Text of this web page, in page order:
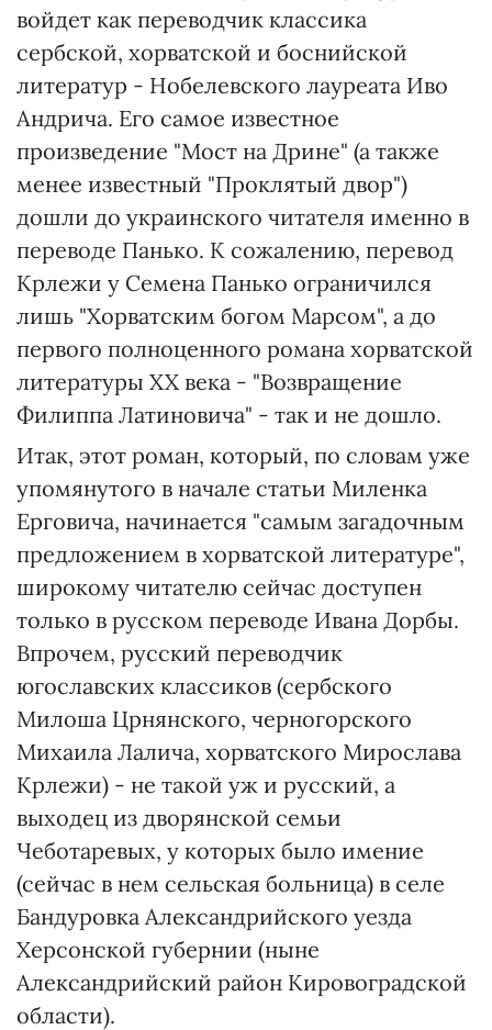
войдет как переводчик классика
сербской, хорватской и боснийской
литератур - Нобелевского лауреата Иво
Андрича. Его самое известное
произведение "Мост на Дрине" (а также
менее известный "Проклятый двор")
дошли до украинского читателя именно в
переводе Панько. К сожалению, перевод
Крлежи у Семена Панько ограничился
лишь "Хорватским богом Марсом", а до
первого полноценного романа хорватской
литературы XX века - "Возвращение
Филиппа Латиновича" - так и не дошло.
Итак, этот роман, который, по словам уже
упомянутого в начале статьи Миленка
Ерговича, начинается "самым загадочным
предложением в хорватской литературе",
широкому читателю сейчас доступен
только в русском переводе Ивана Дорбы.
Впрочем, русский переводчик
югославских классиков (сербского
Милоша Црнянского, черногорского
Михаила Лалича, хорватского Мирослава
Крлежи) - не такой уж и русский, а
выходец из дворянской семьи
Чеботаревых, у которых было имение
(сейчас в нем сельская больница) в селе
Бандуровка Александрийского уезда
Херсонской губернии (ныне
Александрийский район Кировоградской
области).